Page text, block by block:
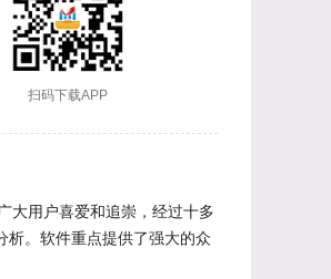
扫码下载APP
用户喜爱和追崇，经过十多
析。软件重点提供了强大的众